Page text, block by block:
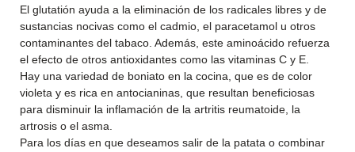
El glutatión ayuda a la eliminación de los radicales libres y de
sustancias nocivas como el cadmio, el paracetamol u otros
contaminantes del tabaco. Además, este aminoácido refuerza
el efecto de otros antioxidantes como las vitaminas C y E.
Hay una variedad de boniato en la cocina, que es de color
violeta y es rica en antocianinas, que resultan beneficiosas
para disminuir la inflamación de la artritis reumatoide, la
artrosis o el asma.
Para los días en que deseamos salir de la patata o combinar